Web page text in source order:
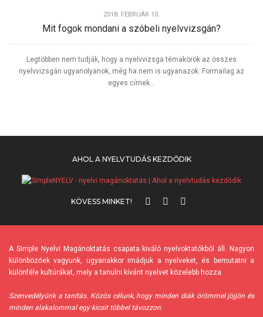
2018. FEBRUÁR 10.
Mit fogok mondani a szóbeli nyelvvizsgán?
Legtöbben nem tudják, hogy a nyelvvizsga témakörök az összes
nyelvvizsgán ugyanolyanok, még ha nem is ugyanazok. Formailag az
egyes címek...
AHOL A NYELVTUDÁS KEZDŐDIK
KÖVESS MINKET!
A Simple Nyelvi Magánoktatás csapata kiváló nyelvoktatókból áll. Nagyon
különbözőek vagyunk, ugyanakkor imádjuk a nyelveket, és bemutatni a
különféle kultúrákat, mely a tanulni kívánt nyelvet közelebb hozza.
Szenvedélyünk a tanítás. Közös célunk, hogy minden diák örömmel jöjjön és
minden alakalommal egy kicsit többel távozzon.